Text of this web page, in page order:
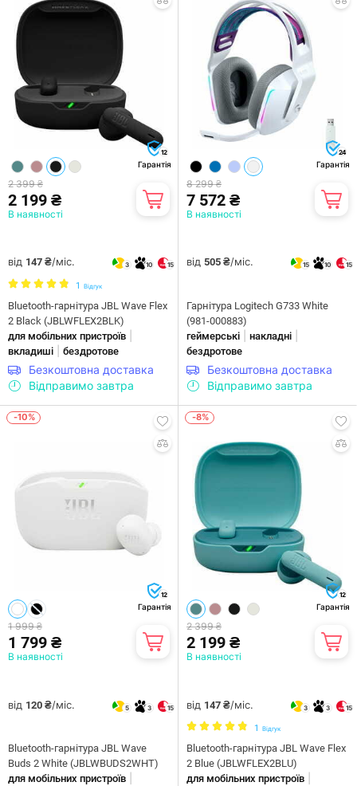
12
Гарантія
2 399 ₴
2 199 ₴
В наявності
від 147 ₴/міс. 3 10 15
1 Відгук
Bluetooth-гарнітура JBL Wave Flex
2 Black (JBLWFLEX2BLK)
для мобільних пристроїв
вкладиші бездротове
Безкоштовна доставка
Відправимо завтра
24
Гарантія
8 299 ₴
7 572 ₴
В наявності
від 505 ₴/міс. 15 10 15
Гарнітура Logitech G733 White
(981-000883)
геймерські
накладні
бездротове
Безкоштовна доставка
Відправимо завтра
-10%
12
Гарантія
1 999 ₴
1 799 ₴
В наявності
від 120 ₴/міс. 5 3 15
Bluetooth-гарнітура JBL Wave
Buds 2 White (JBLWBUDS2WHT)
для мобільних пристроїв
-8%
12
Гарантія
2 399 ₴
2 199 ₴
В наявності
від 147 ₴/міс. 3 3 15
1 Відгук
Bluetooth-гарнітура JBL Wave Flex
2 Blue (JBLWFLEX2BLU)
для мобільних пристроїв